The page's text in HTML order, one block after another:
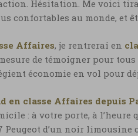
Hésitation. Me voici
confortables au monde, et
Affaires, je rentrerai en
de témoigner pour
économie en vol pour
en classe Affaires depuis
: à votre porte, à
Peugeot d’un noir limousine